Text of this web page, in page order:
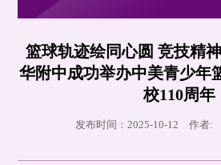
篮球轨迹绘同心圆 竞技精
华附中成功举办中美青少年
校110周年
发布时间：2025-10-12 作者: